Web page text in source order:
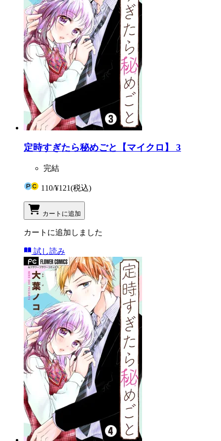
定時すぎたら秘めごと【マイクロ】 3
完結
110/¥121(税込)
カートに追加
カートに追加しました
試し読み